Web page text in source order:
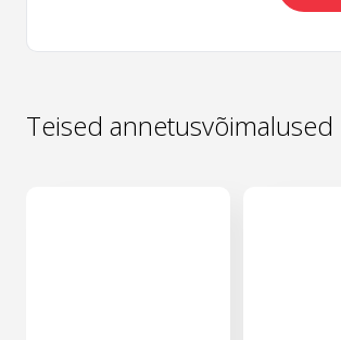
Teised annetusvõimalused